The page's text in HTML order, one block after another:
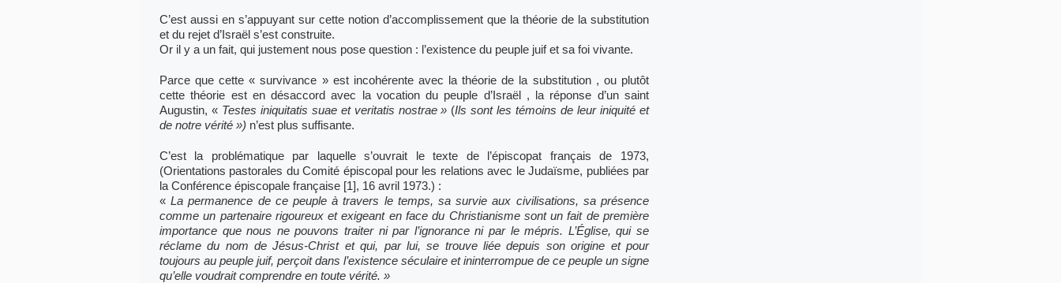
C’est aussi en s’appuyant sur cette notion d’accomplissement que la théorie de la substitution
et du rejet d’Israël s’est construite.
Or il y a un fait, qui justement nous pose question : l’existence du peuple juif et sa foi vivante.
Parce que cette « survivance » est incohérente avec la théorie de la substitution , ou plutôt
cette théorie est en désaccord avec la vocation du peuple d’Israël , la réponse d’un saint
Augustin, « Testes iniquitatis suae et veritatis nostrae » (Ils sont les témoins de leur iniquité et
de notre vérité ») n’est plus suffisante.
C’est la problématique par laquelle s’ouvrait le texte de l’épiscopat français de 1973,
(Orientations pastorales du Comité épiscopal pour les relations avec le Judaïsme, publiées par
la Conférence épiscopale française [1], 16 avril 1973.) :
«La permanence de ce peuple à travers le temps, sa survie aux civilisations, sa présence
comme un partenaire rigoureux et exigeant en face du Christianisme sont un fait de première
importance que nous ne pouvons traiter ni par l’ignorance ni par le mépris. L’Église, qui se
réclame du nom de Jésus-Christ et qui, par lui, se trouve liée depuis son origine et pour
toujours au peuple juif, perçoit dans l’existence séculaire et ininterrompue de ce peuple un signe
qu’elle voudrait comprendre en toute vérité. »